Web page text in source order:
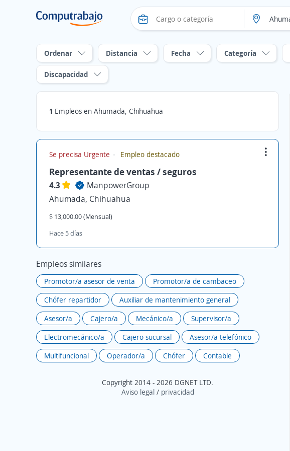
Ordenar Distancia Fecha Categoría
Discapacidad
1 Empleos en Ahumada, Chihuahua
Se precisa Urgente Empleo destacado
Representante de ventas / seguros
4.3
ManpowerGroup
Ahumada, Chihuahua
$ 13,000.00 (Mensual)
Hace 5 días
Empleos similares
Promotor/a asesor de venta
Promotor/a de cambaceo
Chófer repartidor
Auxiliar de mantenimiento general
Asesor/a
Cajero/a Mecánico/a
Supervisor/a
Electromecánico/a
Cajero sucursal
Asesor/a telefónico
Multifuncional
Operador/a Chófer Contable
Copyright 2014 - 2026 DGNET LTD.
Aviso legal/ privacidad